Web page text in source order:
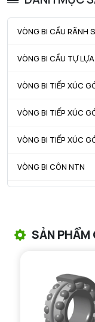
VÒNG BI CẦU RÃNH
VÒNG BI CẦU TỰ
VÒNG BI TIẾP XÚC
VÒNG BI TIẾP XÚC
VÒNG BI TIẾP XÚC
VÒNG BI CÔN NTN
VÒNG BI KIM NTN
VÒNG BI CHẶN TRỤC
ra max - Bán kính
SẢN PHẨM